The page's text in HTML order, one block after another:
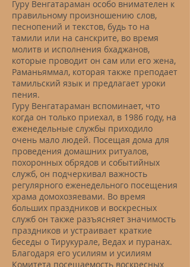
Гуру Венгатараман особо внимателен к
правильному произношению слов,
песнопений и текстов, будь то на
тамили или на санскрите, во время
молитв и исполнения бхаджанов,
которые проводит он сам или его жена,
Раманьяммал, которая также преподает
тамильский язык и предлагает уроки
пения.
Гуру Венгатараман вспоминает, что
когда он только приехал, в 1986 году, на
еженедельные службы приходило
очень мало людей. Посещая дома для
проведения домашних ритуалов,
похоронных обрядов и событийных
служб, он подчеркивал важность
регулярного еженедельного посещения
храма домохозяевами. Во время
больших праздников и воскресных
служб он также разъясняет значимость
праздников и устраивает краткие
беседы о Тирукурале, Ведах и пуранах.
Благодаря его усилиям и усилиям
Комитета посещаемость воскресных